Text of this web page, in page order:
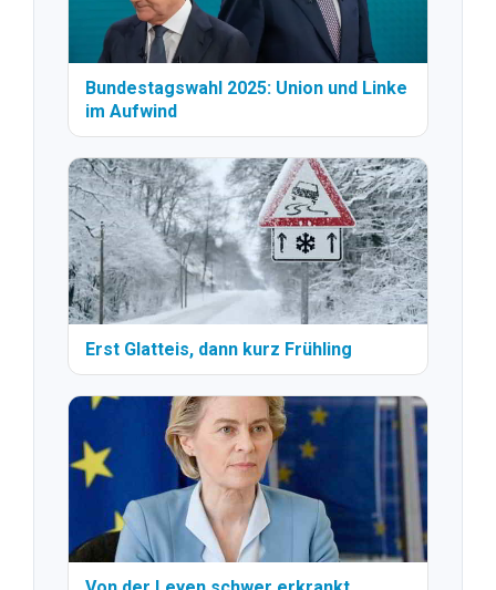
Bundestagswahl 2025: Union und Linke
im Aufwind
Erst Glatteis, dann kurz Frühling